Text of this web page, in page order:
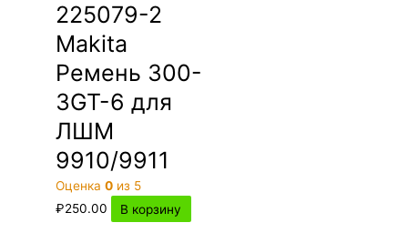
225079-2
Makita
Ремень 300-
3GT-6 для
ЛШМ
9910/9911
Оценка0 из 5
₽250.00 В корзину